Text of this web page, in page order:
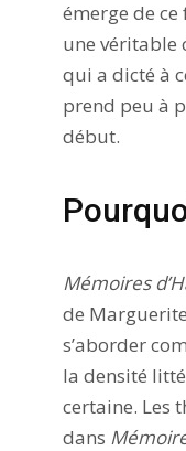
émerge de ce
une véritable
qui a dicté à
prend peu à
début.
Mémoires
de
s’aborder
la densité
certaine. Les
dans